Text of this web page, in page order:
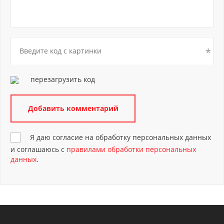
перезагрузить код
Я даю согласие на обработку персональных данных
и соглашаюсь с правилами обработки персональных
данных.